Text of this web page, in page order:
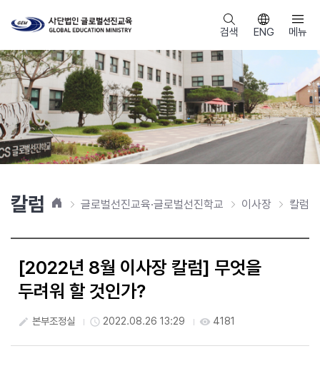
검색 ENG 메뉴
칼럼 홈 글로벌선진교육·글로벌선진학교 이사장 칼럼
[2022년 8월 이사장 칼럼] 무엇을
두려워 할 것인가?
create 본부조정실 access_time 2022.08.26 13:29 visibility 4181